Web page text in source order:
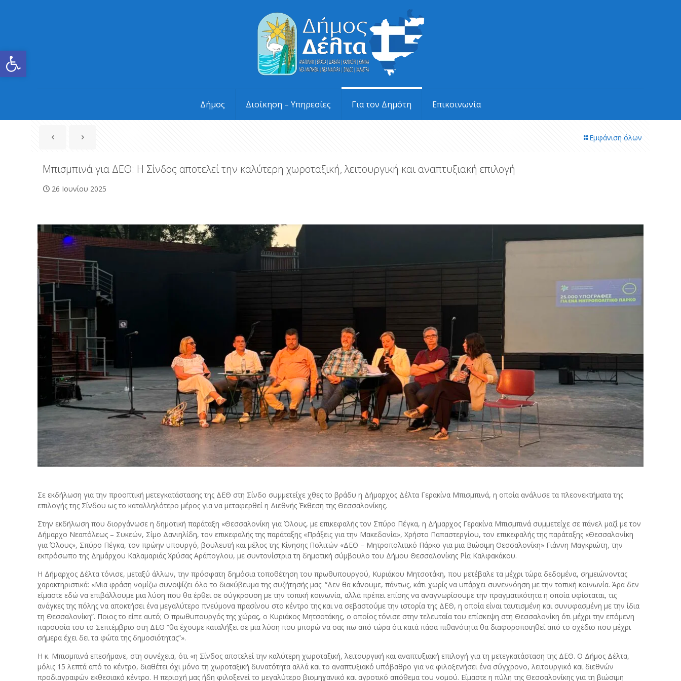
Ανοίξτε τη γραμμή εργαλείων
Δήμος Διοίκηση – Υπηρεσίες Για τον Δημότη Επικοινωνία
Εμφάνιση όλων
Μπισμπινά για ΔΕΘ: Η Σίνδος αποτελεί την καλύτερη χωροταξική, λειτουργική και αναπτυξιακή επιλογή
26 Ιουνίου 2025
Σε εκδήλωση για την προοπτική μετεγκατάστασης της ΔΕΘ στη Σίνδο συμμετείχε χθες το βράδυ η Δήμαρχος Δέλτα Γερακίνα Μπισμπινά, η οποία ανάλυσε τα πλεονεκτήματα της
επιλογής της Σίνδου ως το καταλληλότερο μέρος για να μεταφερθεί η Διεθνής Έκθεση της Θεσσαλονίκης.
Στην εκδήλωση που διοργάνωσε η δημοτική παράταξη «Θεσσαλονίκη για Όλους, με επικεφαλής τον Σπύρο Πέγκα, η Δήμαρχος Γερακίνα Μπισμπινά συμμετείχε σε πάνελ μαζί με τον
Δήμαρχο Νεαπόλεως – Συκεών, Σίμο Δανιηλίδη, τον επικεφαλής της παράταξης «Πράξεις για την Μακεδονία», Χρήστο Παπαστεργίου, τον επικεφαλής της παράταξης «Θεσσαλονίκη
για Όλους», Σπύρο Πέγκα, τον πρώην υπουργό, βουλευτή και μέλος της Κίνησης Πολιτών «ΔΕΘ – Μητροπολιτικό Πάρκο για μια Βιώσιμη Θεσσαλονίκη» Γιάννη Μαγκριώτη, την
εκπρόσωπο της Δημάρχου Καλαμαριάς Χρύσας Αράπογλου, με συντονίστρια τη δημοτική σύμβουλο του Δήμου Θεσσαλονίκης Ρία Καλφακάκου.
Η Δήμαρχος Δέλτα τόνισε, μεταξύ άλλων, την πρόσφατη δημόσια τοποθέτηση του πρωθυπουργού, Κυριάκου Μητσοτάκη, που μετέβαλε τα μέχρι τώρα δεδομένα, σημειώνοντας
χαρακτηριστικά: «Μια φράση νομίζω συνοψίζει όλο το διακύβευμα της συζήτησής μας: “Δεν θα κάνουμε, πάντως, κάτι χωρίς να υπάρχει συνεννόηση με την τοπική κοινωνία. Άρα δεν
είμαστε εδώ να επιβάλλουμε μια λύση που θα έρθει σε σύγκρουση με την τοπική κοινωνία, αλλά πρέπει επίσης να αναγνωρίσουμε την πραγματικότητα η οποία υφίσταται, τις
ανάγκες της πόλης να αποκτήσει ένα μεγαλύτερο πνεύμονα πρασίνου στο κέντρο της και να σεβαστούμε την ιστορία της ΔΕΘ, η οποία είναι ταυτισμένη και συνυφασμένη με την ίδια
τη Θεσσαλονίκη”. Ποιος το είπε αυτό; Ο πρωθυπουργός της χώρας, ο Κυριάκος Μητσοτάκης, ο οποίος τόνισε στην τελευταία του επίσκεψη στη Θεσσαλονίκη ότι μέχρι την επόμενη
παρουσία του το Σεπτέμβριο στη ΔΕΘ “θα έχουμε καταλήξει σε μια λύση που μπορώ να σας πω από τώρα ότι κατά πάσα πιθανότητα θα διαφοροποιηθεί από το σχέδιο που μέχρι
σήμερα έχει δει τα φώτα της δημοσιότητας”».
Η κ. Μπισμπινά επεσήμανε, στη συνέχεια, ότι «η Σίνδος αποτελεί την καλύτερη χωροταξική, λειτουργική και αναπτυξιακή επιλογή για τη μετεγκατάσταση της ΔΕΘ. Ο Δήμος Δέλτα,
μόλις 15 λεπτά από το κέντρο, διαθέτει όχι μόνο τη χωροταξική δυνατότητα αλλά και το αναπτυξιακό υπόβαθρο για να φιλοξενήσει ένα σύγχρονο, λειτουργικό και διεθνών
προδιαγραφών εκθεσιακό κέντρο. Η περιοχή μας ήδη φιλοξενεί το μεγαλύτερο βιομηχανικό και αγροτικό απόθεμα του νομού. Είμαστε η πύλη της Θεσσαλονίκης για τη βιώσιμη